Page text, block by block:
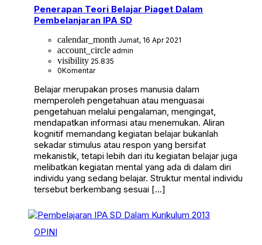
Penerapan Teori Belajar Piaget Dalam
Pembelanjaran IPA SD
calendar_month Jumat, 16 Apr 2021
account_circle admin
visibility 25.835
0Komentar
Belajar merupakan proses manusia dalam
memperoleh pengetahuan atau menguasai
pengetahuan melalui pengalaman, mengingat,
mendapatkan informasi atau menemukan. Aliran
kognitif memandang kegiatan belajar bukanlah
sekadar stimulus atau respon yang bersifat
mekanistik, tetapi lebih dari itu kegiatan belajar juga
melibatkan kegiatan mental yang ada di dalam diri
individu yang sedang belajar. Struktur mental individu
tersebut berkembang sesuai […]
OPINI